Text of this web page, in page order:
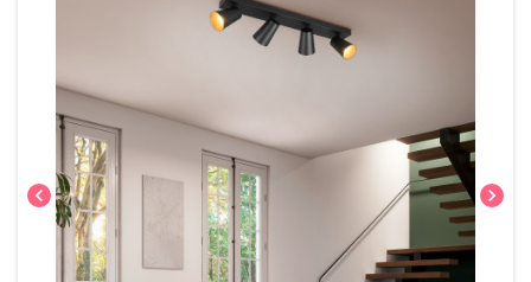
chevron_left chevron_right